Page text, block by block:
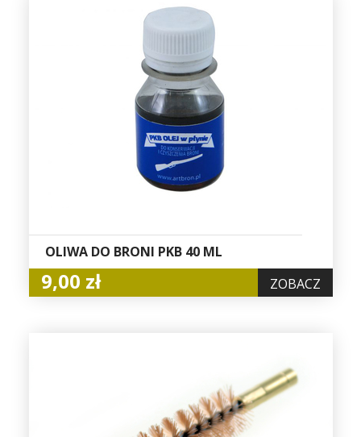
OLIWA DO BRONI PKB 40 ML
9,00 zł ZOBACZ